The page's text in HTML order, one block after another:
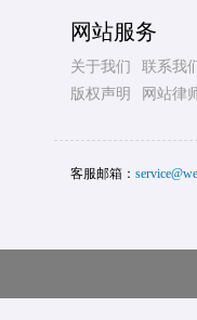
网站服务
关于我们 联系我
版权声明
网站律
客服邮箱：